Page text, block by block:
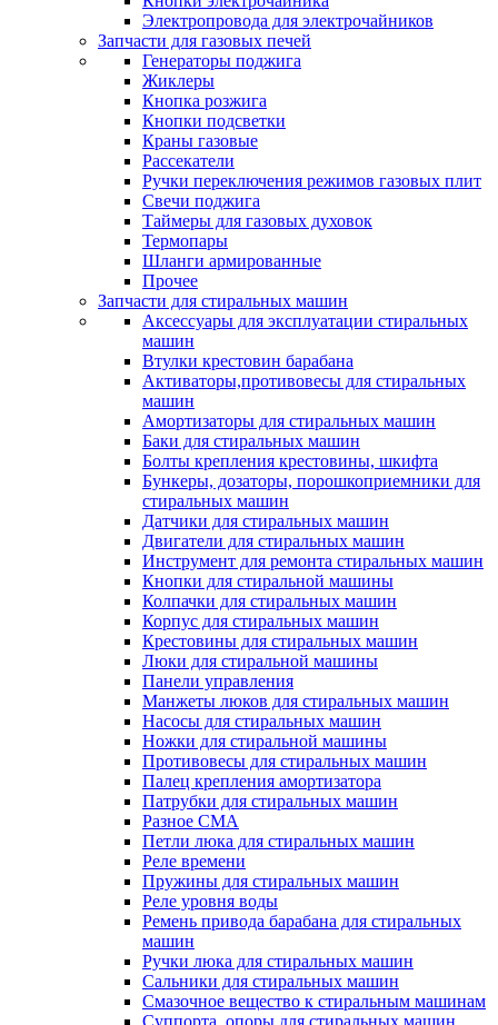
Электропровода для электрочайников
Запчасти для газовых печей
Генераторы поджига
Жиклеры
Кнопка розжига
Кнопки подсветки
Краны газовые
Рассекатели
Ручки переключения режимов газовых плит
Свечи поджига
Таймеры для газовых духовок
Термопары
Шланги армированные
Прочее
Запчасти для стиральных машин
Аксессуары для эксплуатации стиральных
машин
Втулки крестовин барабана
Активаторы,противовесы для стиральных
машин
Амортизаторы для стиральных машин
Баки для стиральных машин
Болты крепления крестовины, шкифта
Бункеры, дозаторы, порошкоприемники для
стиральных машин
Датчики для стиральных машин
Двигатели для стиральных машин
Инструмент для ремонта стиральных машин
Кнопки для стиральной машины
Колпачки для стиральных машин
Корпус для стиральных машин
Крестовины для стиральных машин
Люки для стиральной машины
Панели управления
Манжеты люков для стиральных машин
Насосы для стиральных машин
Ножки для стиральной машины
Противовесы для стиральных машин
Палец крепления амортизатора
Патрубки для стиральных машин
Разное СМА
Петли люка для стиральных машин
Реле времени
Пружины для стиральных машин
Реле уровня воды
Ремень привода барабана для стиральных
машин
Ручки люка для стиральных машин
Сальники для стиральных машин
Смазочное вещество к стиральным машинам
Суппорта, опоры для стиральных машин